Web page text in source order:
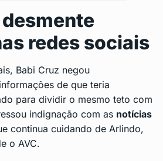
redes sociais
Babi Cruz negou
de que teria
para dividir o mesmo teto com
indignação com as notícias
continua cuidando de Arlindo,
o AVC.